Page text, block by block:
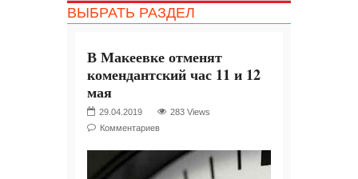
ВЫБРАТЬ РАЗДЕЛ
В Макеевке отменят
комендантский час 11 и 12
мая
29.04.2019
283 Views
Комментариев